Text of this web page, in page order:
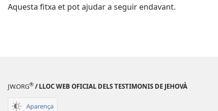
Aquesta fitxa et pot ajudar a seguir endavant.
JW.ORG® / LLOC WEB OFICIAL DELS TESTIMONIS DE JEHOVÀ
Aparença